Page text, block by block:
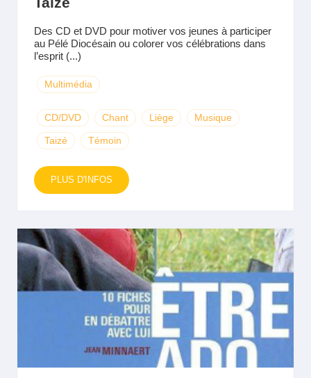
Des CD et DVD pour motiver vos jeunes à participer
au Pélé Diocésain ou colorer vos célébrations dans
l’esprit (...)
Multimédia
CD/DVD Chant Liège Musique
Taizé Témoin
PLUS D'INFOS